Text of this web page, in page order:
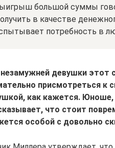
большой суммы
в качестве
потребность в
девушки этот
присмотреться к
как кажется.
что стоит
особой с довольно